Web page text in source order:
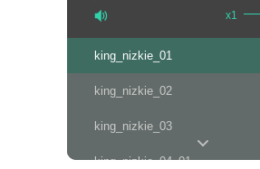
x1
king_nizkie_01
king_nizkie_02
king_nizkie_03
king_nizkie_04_01